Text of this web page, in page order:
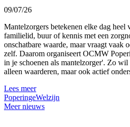
09/07/26
Mantelzorgers betekenen elke dag heel
familielid, buur of kennis met een
onschatbare waarde, maar vraagt vaak
zelf. Daarom organiseert OCMW
in je schoenen als mantelzorger'. Zo wil
alleen waarderen, maar ook actief
Lees meer
PoperingeWelzijn
Meer nieuws